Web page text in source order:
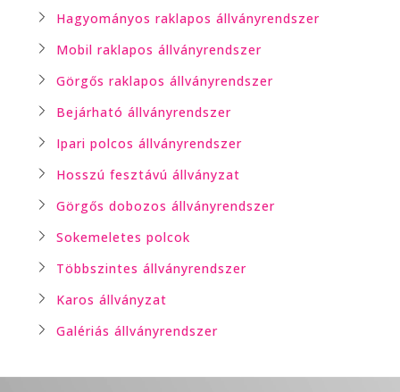
Hagyományos raklapos állványrendszer
Mobil raklapos állványrendszer
Görgős raklapos állványrendszer
Bejárható állványrendszer
Ipari polcos állványrendszer
Hosszú fesztávú állványzat
Görgős dobozos állványrendszer
Sokemeletes polcok
Többszintes állványrendszer
Karos állványzat
Galériás állványrendszer